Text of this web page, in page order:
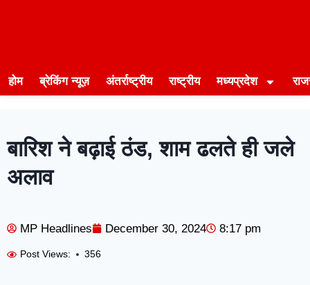
होम ब्रेकिंग न्यूज़ अंतर्राष्ट्रीय राष्ट्रीय मध्यप्रदेश
बारिश ने बढ़ाई ठंड, शाम ढलते ही जले
अलाव
MP Headlines December 30, 2024 8:17 pm
Post Views: 356